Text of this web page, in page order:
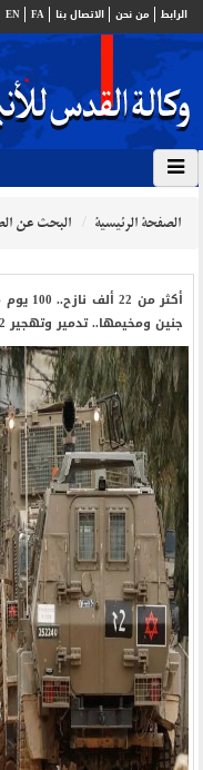
الرابط من نحن الاتصال بنا FA
EN
الصفحة الرئيسية البحث عن
أكثر
جنين ومخيمها.. تدمير وتهجير 2